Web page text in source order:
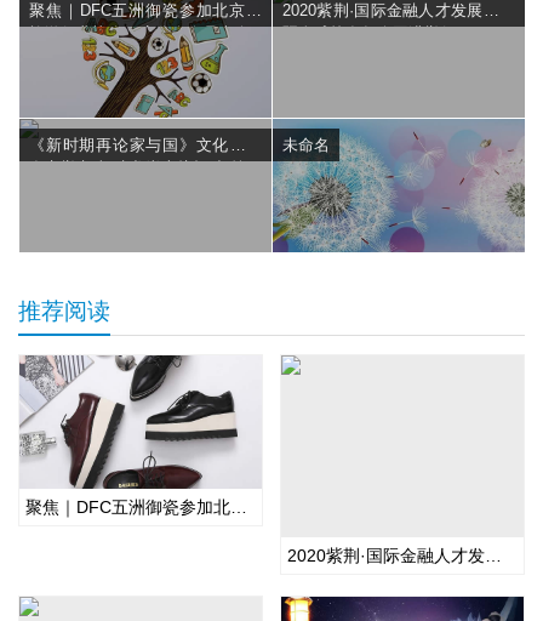
聚焦｜DFC五洲御瓷参加北京市
旅游行业协会饭店分会会员大会
2020紫荆·国际金融人才发展年会
《新时期再论家与国》文化论坛
未命名
推荐阅读